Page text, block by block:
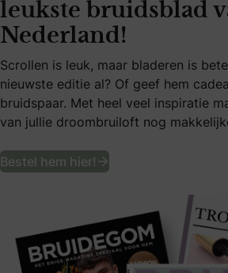
leukste bruidsblad
Nederland!
Scrollen is leuk, maar bladeren is
nieuwste editie al? Of geef hem
bruidspaar. Met heel veel inspiratie
van jullie droombruiloft nog
Bestel hem hier! Ontvang een jaar